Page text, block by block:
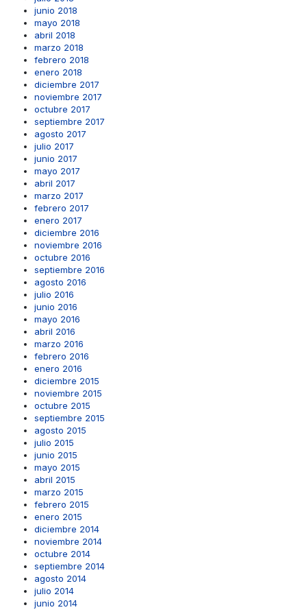
junio 2018
mayo 2018
abril 2018
marzo 2018
febrero 2018
enero 2018
diciembre 2017
noviembre 2017
octubre 2017
septiembre 2017
agosto 2017
julio 2017
junio 2017
mayo 2017
abril 2017
marzo 2017
febrero 2017
enero 2017
diciembre 2016
noviembre 2016
octubre 2016
septiembre 2016
agosto 2016
julio 2016
junio 2016
mayo 2016
abril 2016
marzo 2016
febrero 2016
enero 2016
diciembre 2015
noviembre 2015
octubre 2015
septiembre 2015
agosto 2015
julio 2015
junio 2015
mayo 2015
abril 2015
marzo 2015
febrero 2015
enero 2015
diciembre 2014
noviembre 2014
octubre 2014
septiembre 2014
agosto 2014
julio 2014
junio 2014